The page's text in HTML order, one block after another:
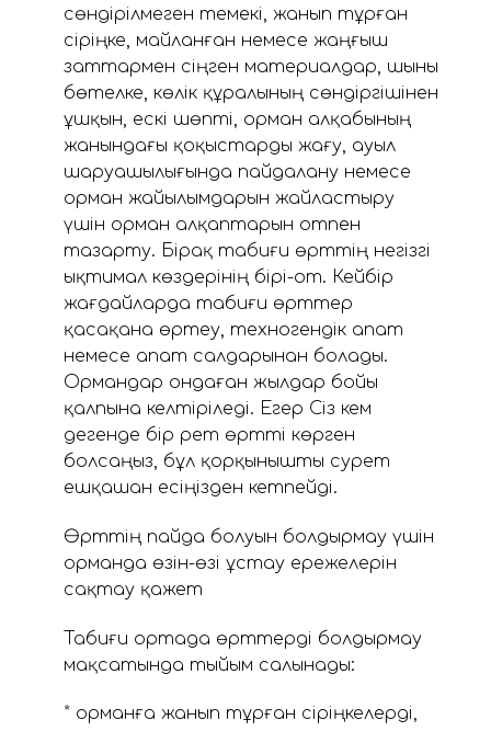
сөндірілмеген темекі, жанып тұрған
сіріңке, майланған немесе жаңғыш
заттармен сіңген материалдар, шыны
бөтелке, көлік құралының сөндіргішінен
ұшқын, ескі шөпті, орман алқабының
жанындағы қоқыстарды жағу, ауыл
шаруашылығында пайдалану немесе
орман жайылымдарын жайластыру
үшін орман алқаптарын отпен
тазарту. Бірақ табиғи өрттің негізгі
ықтимал көздерінің бірі-от. Кейбір
жағдайларда табиғи өрттер
қасақана өртеу, техногендік апат
немесе апат салдарынан болады.
Ормандар ондаған жылдар бойы
қалпына келтіріледі. Егер Сіз кем
дегенде бір рет өртті көрген
болсаңыз, бұл қорқынышты сурет
ешқашан есіңізден кетпейді.
Өрттің пайда болуын болдырмау үшін
орманда өзін-өзі ұстау ережелерін
сақтау қажет
Табиғи ортада өрттерді болдырмау
мақсатында тыйым салынады:
* орманға жанып тұрған сіріңкелерді,